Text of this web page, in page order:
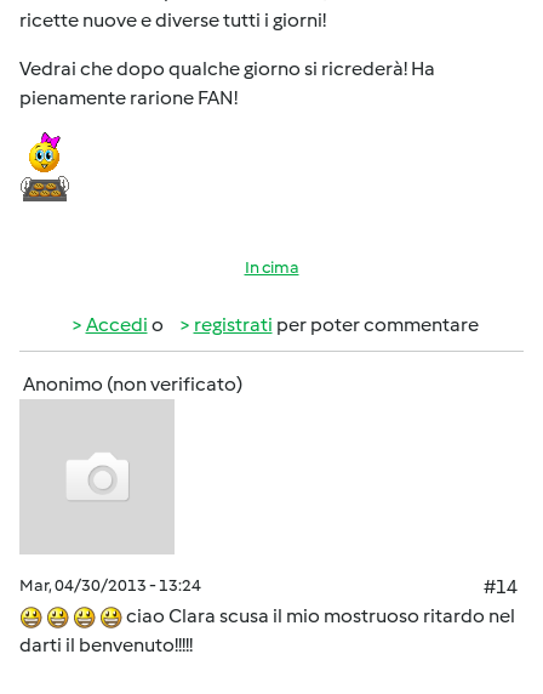
ricette nuove e diverse tutti i giorni!
Vedrai che dopo qualche giorno si ricrederà! Ha
pienamente rarione FAN!
In cima
Accedi o registrati per poter commentare
Anonimo (non verificato)
Mar, 04/30/2013 - 13:24
#14
ciao Clara scusa il mio mostruoso ritardo nel
darti il benvenuto!!!!!